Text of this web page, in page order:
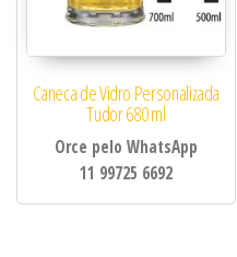
Caneca de Vidro Personalizada
Tudor 680 ml
Orce pelo WhatsApp
11 99725 6692